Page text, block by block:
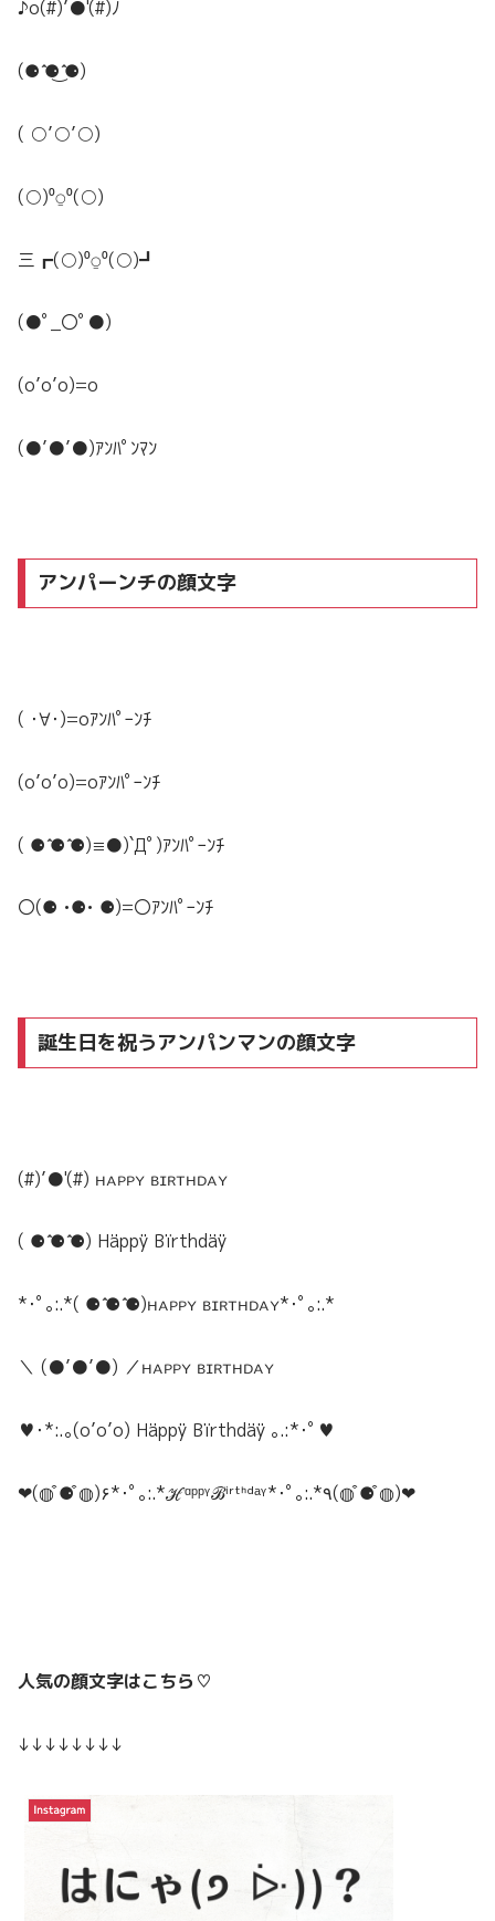
♪o(#)’●'(#)ﾉ
(⚈ ̍̑⚈͜ ̍̑⚈)
( ○’○’○)
(○)⁰⍜⁰(○)
三┏(○)⁰⍜⁰(○)┛
(●ﾟ_〇ﾟ●)
(o’o’o)=o
(●’●’●)ｱﾝﾊﾟﾝﾏﾝ
アンパーンチの顔文字
( ･∀･)=oｱﾝﾊﾟｰﾝﾁ
(o’o’o)=oｱﾝﾊﾟｰﾝﾁ
( ⚈ ̍̑⚈ ̍̑⚈)≡●)`Дﾟ)ｱﾝﾊﾟｰﾝﾁ
〇(⚈ •⚈• ⚈)=〇ｱﾝﾊﾟｰﾝﾁ
誕生日を祝うアンパンマンの顔文字
(#)’●'(#) ʜᴀᴘᴘʏ ʙɪʀᴛʜᴅᴀʏ︎︎
( ⚈ ̍̑⚈ ̍̑⚈) Häppÿ Bïrthdäÿ
*･ﾟ｡:.*( ⚈ ̍̑⚈ ̍̑⚈)ʜᴀᴘᴘʏ ʙɪʀᴛʜᴅᴀʏ︎︎*･ﾟ｡:.*
＼ (●’●’●) ／ʜᴀᴘᴘʏ ʙɪʀᴛʜᴅᴀʏ
♥･*:.｡(o’o’o) Häppÿ Bïrthdäÿ ｡.:*･ﾟ♥
❤︎(◍ ͒⚈ ͒◍)۶*･ﾟ｡:.*ℋᵅᵖᵖᵞℬⁱʳᵗᑋᵈᵃᵞ*･ﾟ｡:.*٩(◍ ͒⚈ ͒◍)❤︎
人気の顔文字はこちら♡
↓↓↓↓↓↓↓↓